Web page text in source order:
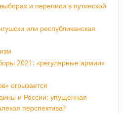
и переписи в путинской
или республиканская
2021: «регулярные армии»
огрызается
и России: упущенная
перспектива?